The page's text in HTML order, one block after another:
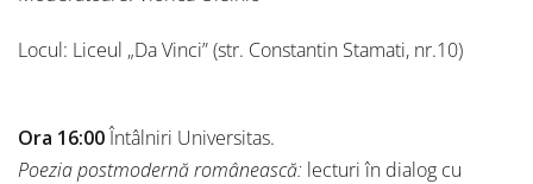
Locul: Liceul „Da Vinci” (str. Constantin Stamati, nr.10)
Ora 16:00Întâlniri Universitas.
Poezia postmodernă românească: lecturi în dialog cu